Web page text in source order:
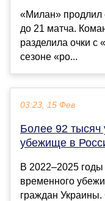
«Милан» продлил
до 21 матча.
разделила очки с
сезоне «ро...
03:23, 15 Фев
Более 92 тысяч
убежище в
В 2022–2025
временного
граждан